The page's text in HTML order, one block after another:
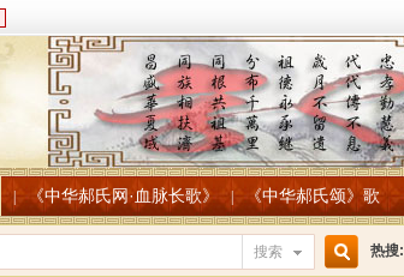
《中华郝氏网·血脉长歌》 《中华郝氏颂》歌
搜索 热搜: